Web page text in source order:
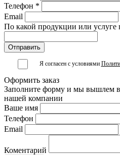
Телефон *
Email
По какой продукции или
Я согласен с условиями
Оформить заказ
Заполните форму и мы вышлем
нашей компании
Ваше имя
Телефон
Email
Коментарий